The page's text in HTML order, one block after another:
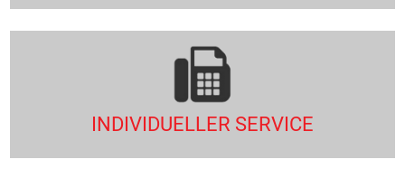
INDIVIDUELLER SERVICE